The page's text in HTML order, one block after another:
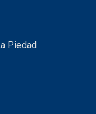
Piedad